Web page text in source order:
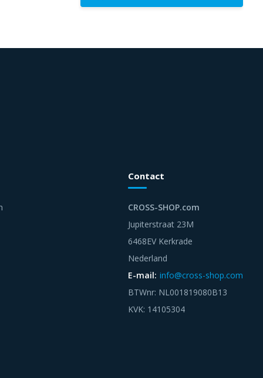
Contact
CROSS-SHOP.com
Jupiterstraat 23M
6468EV Kerkrade
Nederland
E-mail: info@cross-shop.com
BTWnr: NL001819080B13
KVK: 14105304